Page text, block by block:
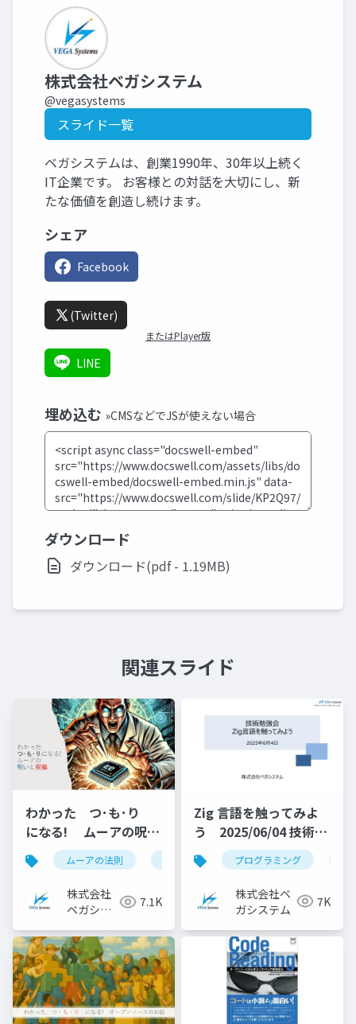
株式会社ベガシステム
@vegasystems
スライド一覧
ベガシステムは、創業1990年、30年以上続く
IT企業です。 お客様との対話を大切にし、新
たな価値を創造し続けます。
シェア
Facebook
(Twitter)
またはPlayer版
LINE
埋め込む »CMSなどでJSが使えない場合
ダウンロード
ダウンロード(pdf - 1.19MB)
関連スライド
わかった つ･も･り
になる! ムーアの呪い
と祝福 ムーアの法則 agi
株式会社
ベガシス
7.1K
Zig 言語を触ってみよ
う 2025/06/04 技術勉
強会資料プログラミング
株式会社ベ
ガシステム
7K